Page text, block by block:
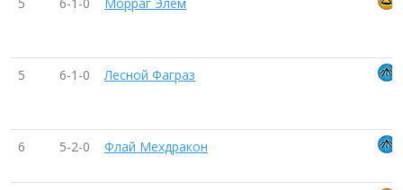
5 6-1-0 Лесной Фаграз
6 5-2-0 Флай Мехдракон